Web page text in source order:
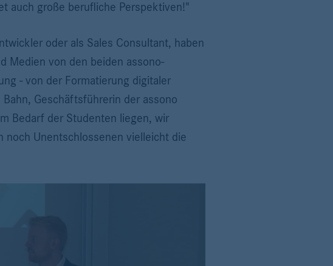
auch große berufliche Perspektiven!"
oder als Sales Consultant, haben
Medien von den beiden assono-
- von der Formatierung digitaler
Geschäftsführerin der assono
Bedarf der Studenten liegen, wir
Unentschlossenen vielleicht die